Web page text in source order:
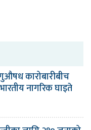
कारोबारीबीच
नागरिक घाइते